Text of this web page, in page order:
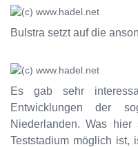
Bulstra setzt auf die
Es gab sehr
Entwicklungen der
Niederlanden. Was
Teststadium möglich ist,